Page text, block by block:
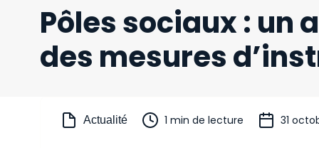
Pôles sociaux : un
des mesures
Actualité 1 min de lecture 31